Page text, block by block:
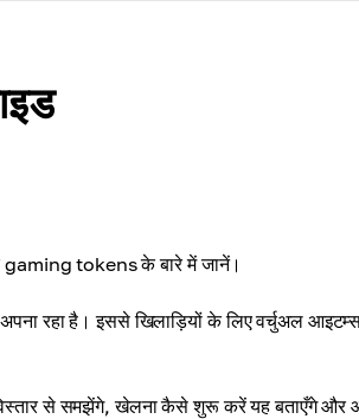
tokens के बारे में जानें।
रहा है। इससे खिलाड़ियों के लिए वर्चुअल
विस्तार से समझेंगे, खेलना कैसे शुरू करें यह बताएँगे